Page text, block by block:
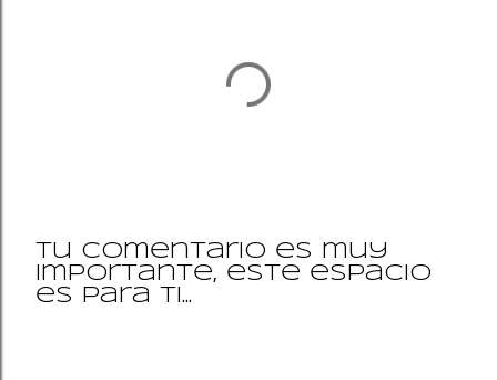
P
u
Tu comentario es muy
importante, este espacio
es para ti...